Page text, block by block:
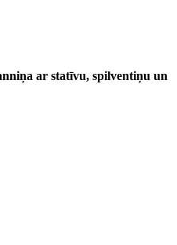
ar statīvu, spilventiņu un